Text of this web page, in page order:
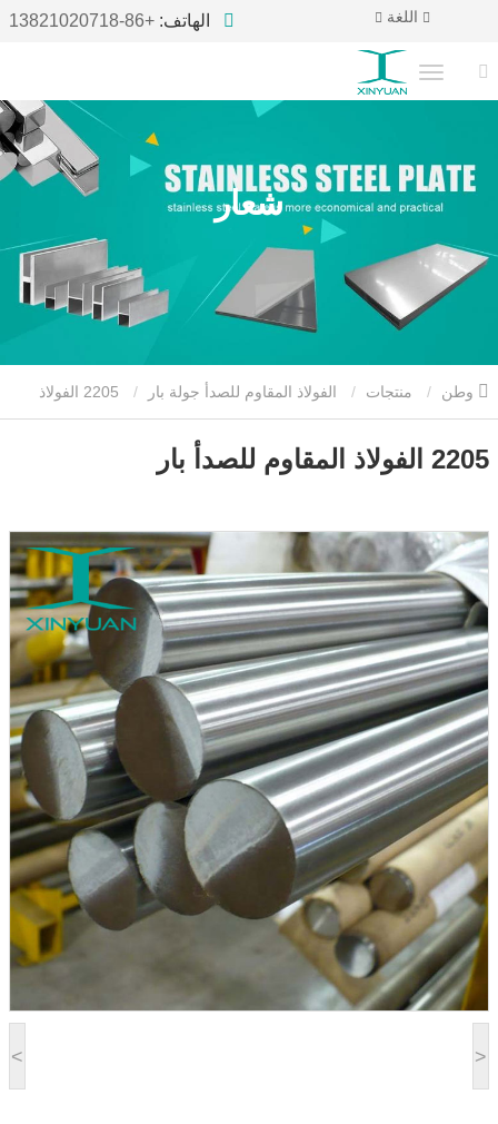
الهاتف: +86-13821020718 اللغة
شعار
منتجات الفولاذ المقاوم للصدأ جولة بار 2205 الفولاذ
المقاوم للصدأ بار
< >
2205 الفولاذ المقاوم للصدأ بار